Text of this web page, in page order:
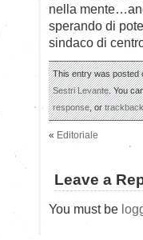
nella
sperando di
sindaco di
This entry was posted
Sestri Levante. You
response, ortrackback
« Editoriale
Leave a
You must be